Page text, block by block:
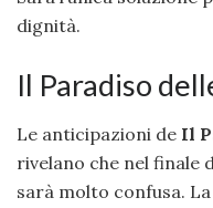
dignità.
Il Paradiso
Le anticipazioni de Il
rivelano che nel finale
sarà molto confusa.